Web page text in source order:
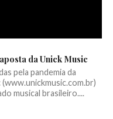
da Unick Music
pela pandemia da
musical brasileiro....